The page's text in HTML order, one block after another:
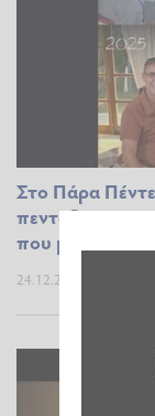
Στο Πάρα
πεντάδας, οι
που μας έλειψε
24.12.2025 10:24